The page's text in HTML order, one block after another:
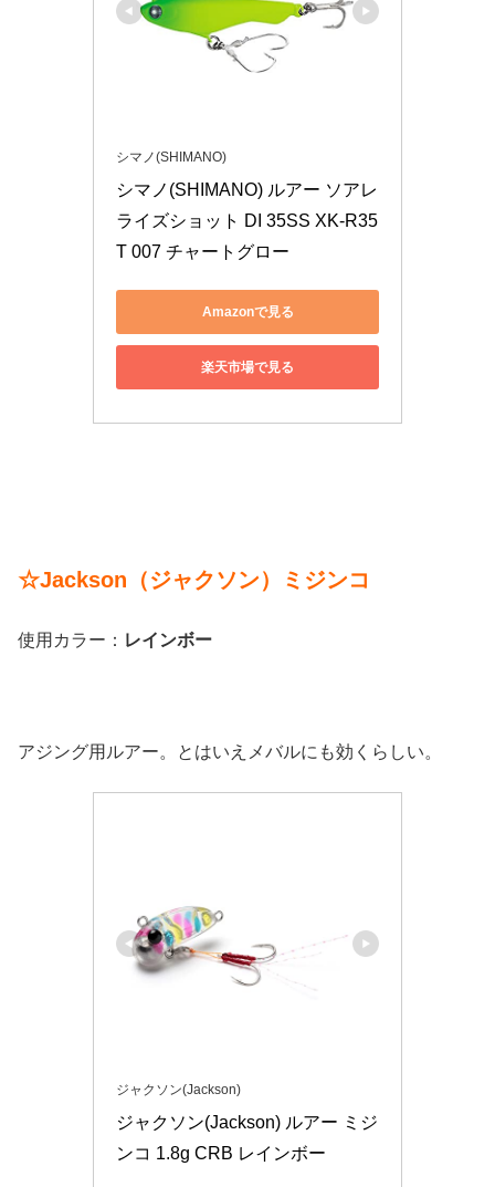
シマノ(SHIMANO)
シマノ(SHIMANO) ルアー ソアレ
ライズショット DI 35SS XK-R35
T 007 チャートグロー
Amazonで見る
楽天市場で見る
☆Jackson（ジャクソン）ミジンコ
使用カラー： レインボー
アジング用ルアー。とはいえメバルにも効くらしい。
ジャクソン(Jackson)
ジャクソン(Jackson) ルアー ミジ
ンコ 1.8g CRB レインボー